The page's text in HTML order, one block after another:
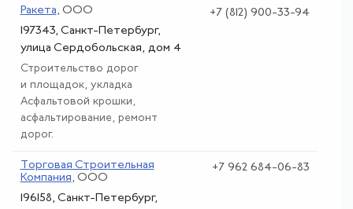
Ракета, ООО
197343, Санкт-Петербург,
улица Сердобольская, дом 4
Строительство дорог
и площадок, укладка
Асфальтовой крошки,
асфальтирование, ремонт
дорог.
+7 (812) 900-33-94
Торговая Строительная
Компания, ООО
196158, Санкт-Петербург,
+7 962 684-06-83